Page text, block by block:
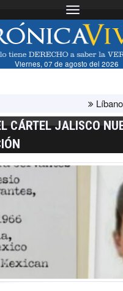
Toggle
Viernes, 07 de agosto del 2026
Líbano e
CÁRTEL JALISCO